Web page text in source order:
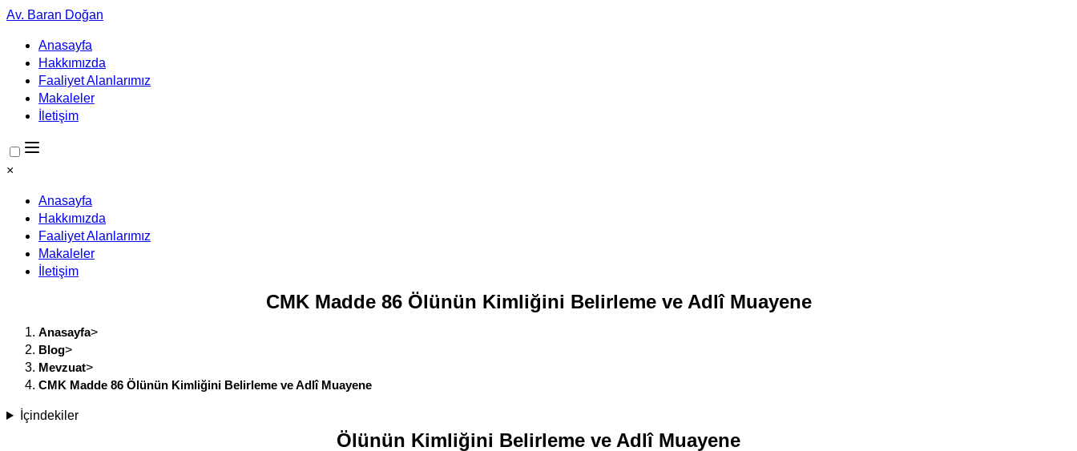
Av. Baran Doğan
Anasayfa
Hakkımızda
Faaliyet Alanlarımız
Makaleler
İletişim
×
Anasayfa
Hakkımızda
Faaliyet Alanlarımız
Makaleler
İletişim
CMK Madde 86 Ölünün Kimliğini Belirleme ve Adlî Muayene
Anasayfa>
Blog>
Mevzuat>
CMK Madde 86 Ölünün Kimliğini Belirleme ve Adlî Muayene
İçindekiler
Ölünün Kimliğini Belirleme ve Adlî Muayene